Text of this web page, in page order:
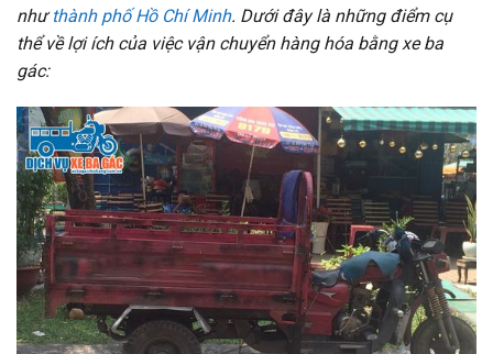
nhưthành phố Hồ Chí Minh. Dưới đây là những điểm cụ
thể về lợi ích của việc vận chuyển hàng hóa bằng xe ba
gác: